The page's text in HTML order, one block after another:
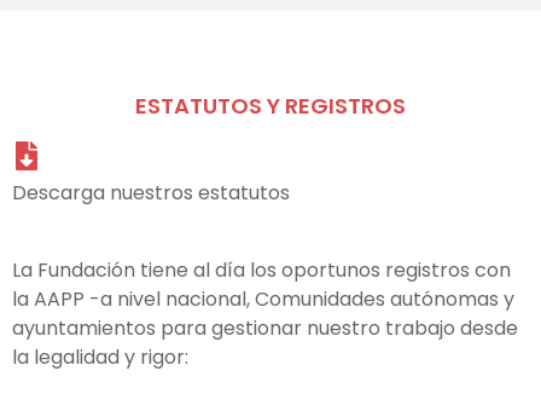
ESTATUTOS Y REGISTROS
Descarga nuestros estatutos
La Fundación tiene al día los oportunos registros con
la AAPP -a nivel nacional, Comunidades autónomas y
ayuntamientos para gestionar nuestro trabajo desde
la legalidad y rigor: